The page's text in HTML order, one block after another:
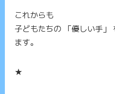
これからも
子どもたちの 「優しい手」
ます。
★